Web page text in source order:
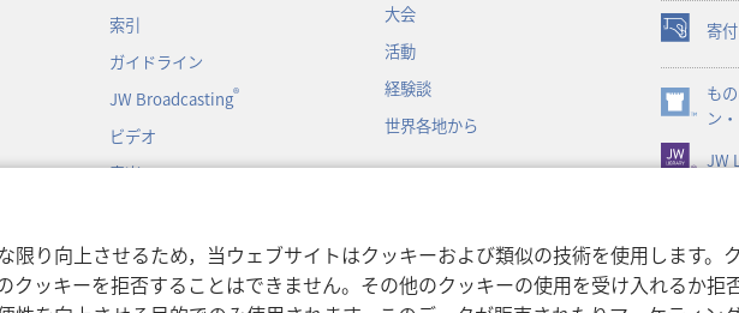
限り向上させるため，当ウェブサイトはクッキーおよび類似の技術を使用します
クッキーを拒否することはできません。その他のクッキーの使用を受け入れるか拒
索引
ガイドライン
JW Broadcasting®
ビデオ
音楽
劇形式の聖書朗読
大会
活動
経験談
世界各地から
寄付
（新
し
い
タ
ブ
で
も
ン
（新
し
い
で
開
く）
JW